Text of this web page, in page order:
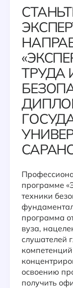
ТРУДА
программе
техники
программа
вуза,
слушателей
освоению
получить